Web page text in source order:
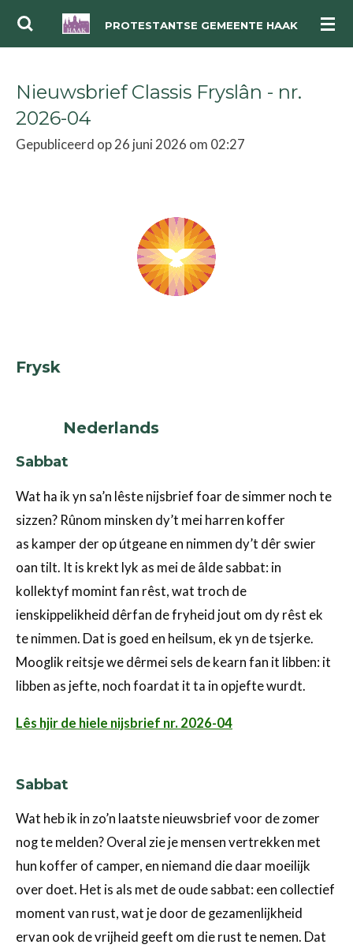
Ga
de
hoofdinhoud
PROTESTANTSE GEMEENTE HAAK
Nieuwsbrief Classis Fryslân - nr.
2026-04
Gepubliceerd op 26 juni 2026 om 02:27
Frysk
Nederlands
Sabbat
Wat ha ik yn sa’n lêste nijsbrief foar de simmer noch te
sizzen? Rûnom minsken dy’t mei harren koffer
as kamper der op útgeane en nimmen dy’t dêr swier
oan tilt. It is krekt lyk as mei de âlde sabbat: in
kollektyf momint fan rêst, wat troch de
ienskippelikheid dêrfan de fryheid jout om dy rêst ek
te nimmen. Dat is goed en heilsum, ek yn de tsjerke.
Mooglik reitsje we dêrmei sels de kearn fan it libben: it
libben as jefte, noch foardat it ta in opjefte wurdt.
Lês hjir de hiele nijsbrief nr. 2026-04
Sabbat
Wat heb ik in zo’n laatste nieuwsbrief voor de zomer
nog te melden? Overal zie je mensen vertrekken met
hun koffer of camper, en niemand die daar moeilijk
over doet. Het is als met de oude sabbat: een collectief
moment van rust, wat je door de gezamenlijkheid
ervan ook de vrijheid geeft om die rust te nemen. Dat